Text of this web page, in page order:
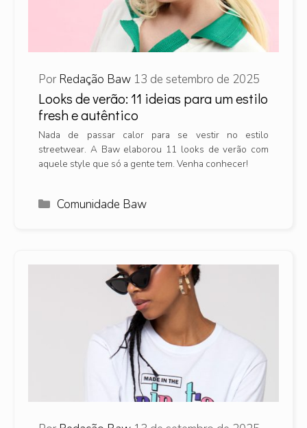
Looks de verão: 11 ideias para um estilo
fresh e autêntico
Por Redação Baw 13 de setembro de 2025
Nada de passar calor para se vestir no estilo
streetwear. A Baw elaborou 11 looks de verão com
aquele style que só a gente tem. Venha conhecer!
Categorias
Comunidade Baw